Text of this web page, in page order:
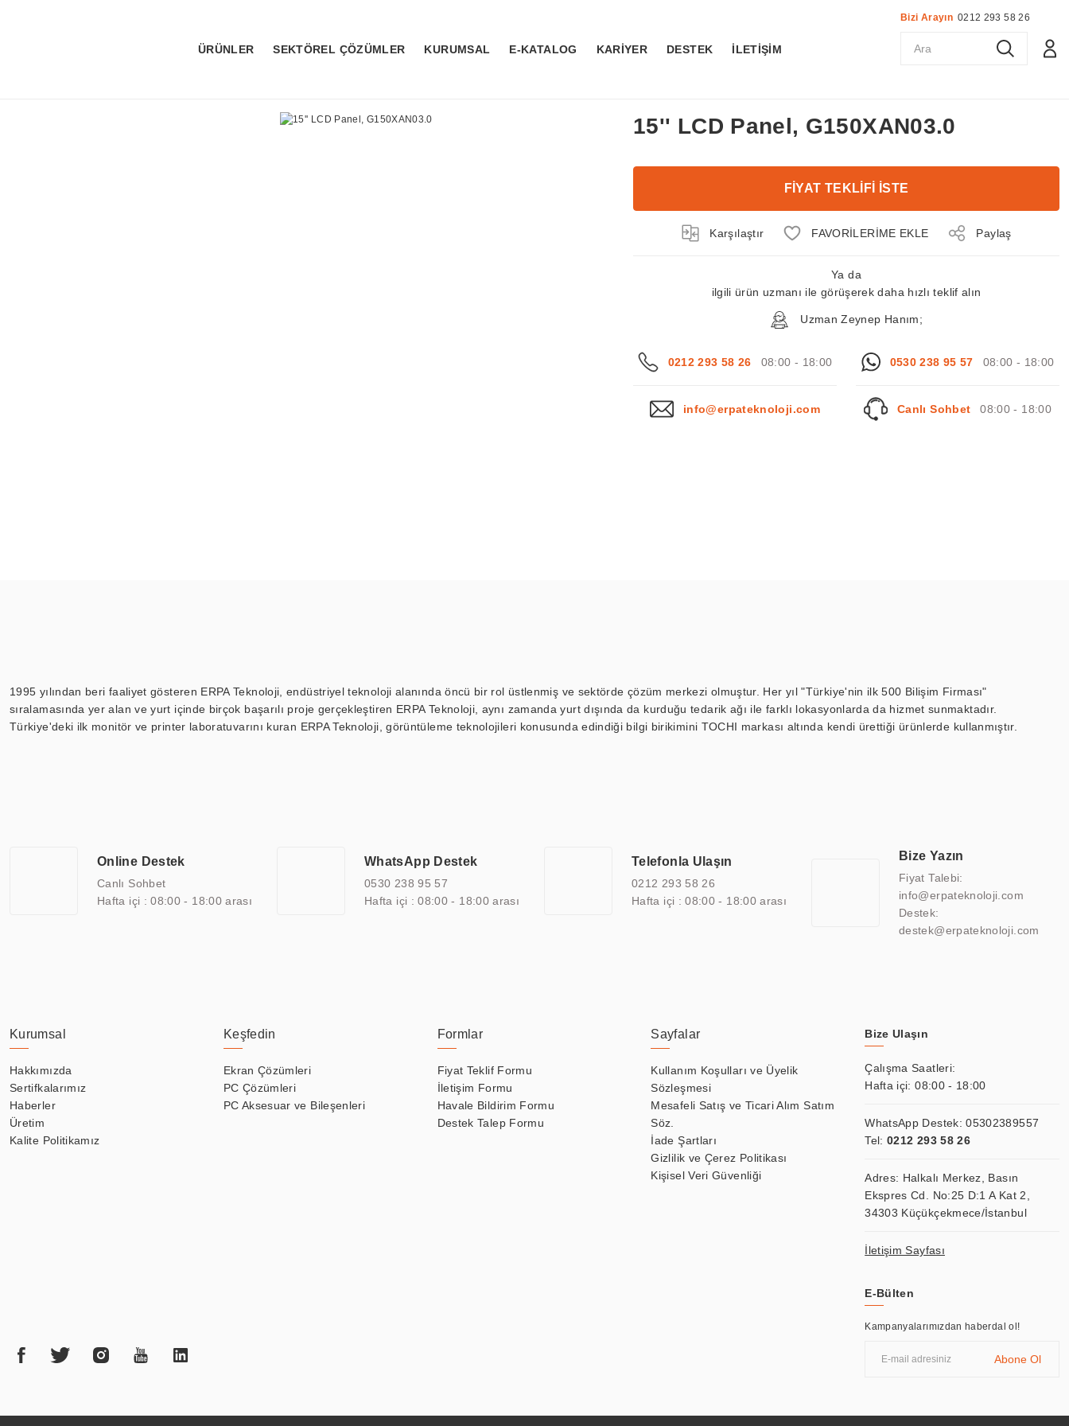
ÜRÜNLER SEKTÖREL ÇÖZÜMLER KURUMSAL E-KATALOG KARİYER DESTEK İLETİŞİM
Bizi Arayın 0212 293 58 26
15'' LCD Panel, G150XAN03.0
FİYAT TEKLİFİ İSTE
Karşılaştır Paylaş
Ya da
ilgili ürün uzmanı ile görüşerek daha hızlı teklif alın
Uzman Zeynep Hanım;
0212 293 58 26 08:00 - 18:00 0530 238 95 57 08:00 - 18:00
info@erpateknoloji.com Canlı Sohbet 08:00 - 18:00
1995 yılından beri faaliyet gösteren ERPA Teknoloji, endüstriyel teknoloji alanında öncü bir rol üstlenmiş ve sektörde çözüm merkezi olmuştur. Her yıl "Türkiye'nin ilk 500 Bilişim Firması"
sıralamasında yer alan ve yurt içinde birçok başarılı proje gerçekleştiren ERPA Teknoloji, aynı zamanda yurt dışında da kurduğu tedarik ağı ile farklı lokasyonlarda da hizmet sunmaktadır.
Türkiye'deki ilk monitör ve printer laboratuvarını kuran ERPA Teknoloji, görüntüleme teknolojileri konusunda edindiği bilgi birikimini TOCHI markası altında kendi ürettiği ürünlerde kullanmıştır.
arasında yer almaktadır. ERPA Teknoloji, uluslararası standartlarda kalite belgelerine ve sertifikalara sahip olup, etik değerlere bağlı bir şekilde hareket etmektedir. Kaliteli ekipmanı, uzman kadroları,
yılların getirdiği bilgi ve tecrübe ile birleştiren ERPA Teknoloji, özel çözümleri ile iş ortaklarının öne çıkmasına ve sürekli gelişimine katkı sağlamaktadır.
Online Destek
Canlı Sohbet
Hafta içi : 08:00 - 18:00 arası
WhatsApp Destek
0530 238 95 57
Hafta içi : 08:00 - 18:00 arası
Telefonla Ulaşın
0212 293 58 26
Hafta içi : 08:00 - 18:00 arası
Bize Yazın
Fiyat Talebi:
info@erpateknoloji.com
Destek:
destek@erpateknoloji.com
Kurumsal
Hakkımızda
Sertifkalarımız
Haberler
Üretim
Kalite Politikamız
Keşfedin
Ekran Çözümleri
PC Çözümleri
PC Aksesuar ve Bileşenleri
Formlar
Fiyat Teklif Formu
İletişim Formu
Havale Bildirim Formu
Destek Talep Formu
Sayfalar
Kullanım Koşulları ve Üyelik
Sözleşmesi
Mesafeli Satış ve Ticari Alım Satım
Söz.
İade Şartları
Gizlilik ve Çerez Politikası
Kişisel Veri Güvenliği
Bize Ulaşın
Çalışma Saatleri:
Hafta içi: 08:00 - 18:00
WhatsApp Destek:05302389557
Tel: 0212 293 58 26
Adres: Halkalı Merkez, Basın
Ekspres Cd. No:25 D:1 A Kat 2,
34303 Küçükçekmece/İstanbul
İletişim Sayfası
E-Bülten
Kampanyalarımızdan haberdal ol!
Abone Ol